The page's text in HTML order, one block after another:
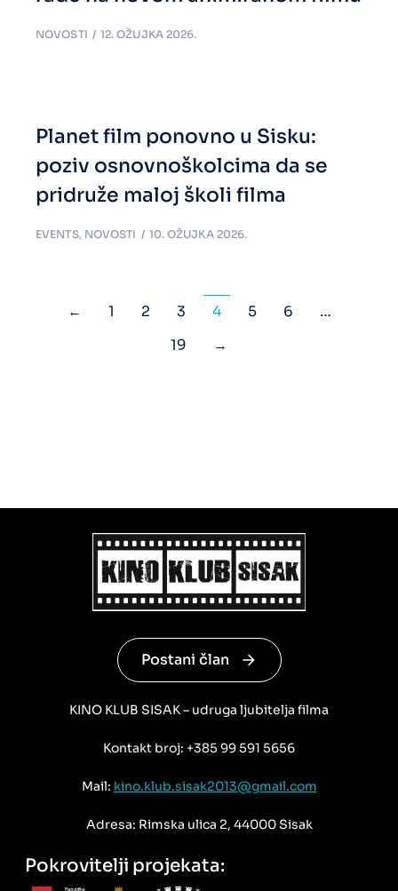
NOVOSTI 12. OŽUJKA 2026.
Planet film ponovno u Sisku:
poziv osnovnoškolcima da se
pridruže maloj školi filma
EVENTS, NOVOSTI 10. OŽUJKA 2026.
← 1 2 3 4 5 6
…
19
→
Postani član
KINO KLUB SISAK – udruga ljubitelja filma
Kontakt broj: +385 99 591 5656
Mail: kino.klub.sisak2013@gmail.com
Adresa: Rimska ulica 2, 44000 Sisak
Pokrovitelji projekata: